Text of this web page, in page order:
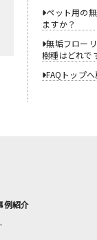
ペット用の
ますか？
無垢フロー
樹種はどれで
FAQトップへ
例紹介